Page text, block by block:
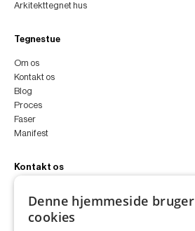
Arkitekttegnet hus
Tegnestue
Om os
Kontakt os
Blog
Proces
Faser
Manifest
Kontakt os
+45 4252 0011
VA11a
Denne hjemmeside bruger
cookies